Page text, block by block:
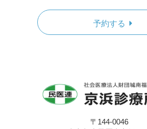
予約する
〒144-0046